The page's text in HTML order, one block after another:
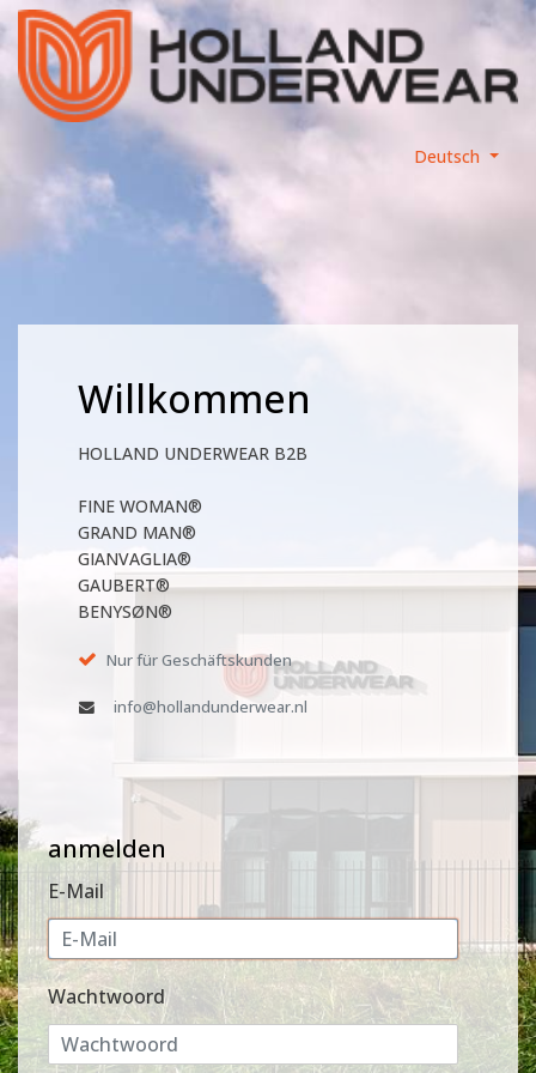
Deutsch
Willkommen
HOLLAND UNDERWEAR B2B
FINE WOMAN®
GRAND MAN®
GIANVAGLIA®
GAUBERT®
BENYSØN®
Nur für Geschäftskunden
info@hollandunderwear.nl
anmelden
E-Mail
Wachtwoord